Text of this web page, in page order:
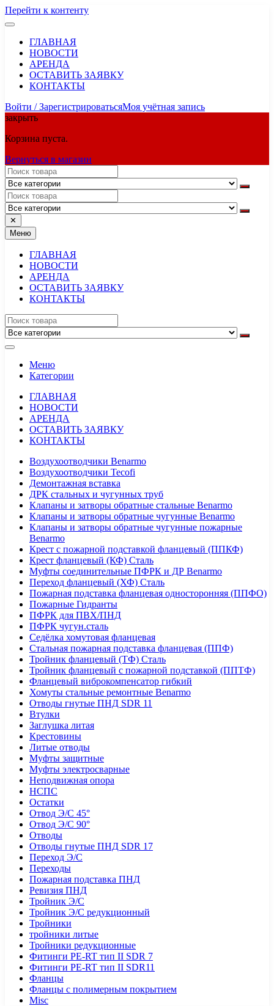
Перейти к контенту
ГЛАВНАЯ
НОВОСТИ
АРЕНДА
ОСТАВИТЬ ЗАЯВКУ
КОНТАКТЫ
Войти / ЗарегистрироватьсяМоя учётная запись
закрыть
Корзина пуста.
Вернуться в магазин
✕
Меню
ГЛАВНАЯ
НОВОСТИ
АРЕНДА
ОСТАВИТЬ ЗАЯВКУ
КОНТАКТЫ
Меню
Категории
ГЛАВНАЯ
НОВОСТИ
АРЕНДА
ОСТАВИТЬ ЗАЯВКУ
КОНТАКТЫ
Воздухоотводчики Benarmo
Воздухоотводчики Tecofi
Демонтажная вставка
ДРК стальных и чугунных труб
Клапаны и затворы обратные стальные Benarmo
Клапаны и затворы обратные чугунные Benarmo
Клапаны и затворы обратные чугунные пожарные
Benarmo
Крест с пожарной подставкой фланцевый (ППКФ)
Крест фланцевый (КФ) Сталь
Муфты соединительные ПФРК и ДР Benarmo
Переход фланцевый (ХФ) Сталь
Пожарная подставка фланцевая односторонняя (ППФО)
Пожарные Гидранты
ПФРК для ПВХ/ПНД
ПФРК чугун.сталь
Седёлка хомутовая фланцевая
Стальная пожарная подставка фланцевая (ППФ)
Тройник фланцевый (ТФ) Сталь
Тройник фланцевый с пожарной подставкой (ППТФ)
Фланцевый виброкомпенсатор гибкий
Хомуты стальные ремонтные Benarmo
Отводы гнутые ПНД SDR 11
Втулки
Заглушка литая
Крестовины
Литые отводы
Муфты защитные
Муфты электросварные
Неподвижная опора
НСПС
Остатки
Отвод Э/С 45°
Отвод Э/С 90°
Отводы
Отводы гнутые ПНД SDR 17
Переход Э/С
Переходы
Пожарная подставка ПНД
Ревизия ПНД
Тройник Э/С
Тройник Э/С редукционный
Тройники
тройники литые
Тройники редукционные
Фитинги PE-RT тип II SDR 7
Фитинги PE-RT тип II SDR11
Фланцы
Фланцы с полимерным покрытием
Misc